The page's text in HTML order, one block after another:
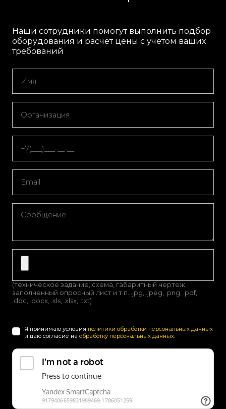
Наши сотрудники помогут выполнить подбор
оборудования и расчет цены с учетом ваших
требований
(техническое задание, схема, габаритный чертеж,
заполненный опросный лист и т.п. .jpg, .jpeg, .png, .pdf,
.doc, .docx, .xls, .xlsx, .txt)
Я принимаю условия политики обработки персональных данных
и даю согласие на обработку персональных данных.